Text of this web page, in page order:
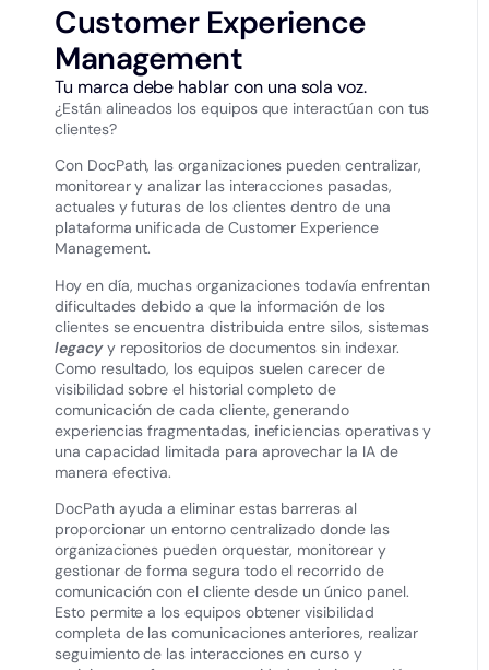
Customer Experience
Management
Tu marca debe hablar con una sola voz.
¿Están alineados los equipos que interactúan con tus
clientes?
Con DocPath, las organizaciones pueden centralizar,
monitorear y analizar las interacciones pasadas,
actuales y futuras de los clientes dentro de una
plataforma unificada de Customer Experience
Management.
Hoy en día, muchas organizaciones todavía enfrentan
dificultades debido a que la información de los
clientes se encuentra distribuida entre silos, sistemas
legacyy repositorios de documentos sin indexar.
Como resultado, los equipos suelen carecer de
visibilidad sobre el historial completo de
comunicación de cada cliente, generando
experiencias fragmentadas, ineficiencias operativas y
una capacidad limitada para aprovechar la IA de
manera efectiva.
DocPath ayuda a eliminar estas barreras al
proporcionar un entorno centralizado donde las
organizaciones pueden orquestar, monitorear y
gestionar de forma segura todo el recorrido de
comunicación con el cliente desde un único panel.
Esto permite a los equipos obtener visibilidad
completa de las comunicaciones anteriores, realizar
seguimiento de las interacciones en curso y